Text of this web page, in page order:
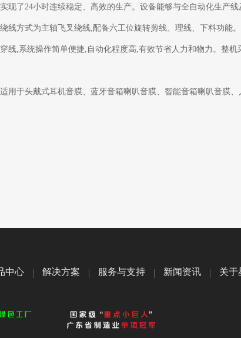
实现了24小时连续稳定、高效的生产。设备能够与全自动化生产线
绕线方式为主轴飞叉绕线,配备六工位旋转剪线、理线、下料功能
穿线,系统操作简单便捷,自动化程度高,有效节省人力和物力。整机
适用于头戴式耳机音膜、蓝牙音箱喇叭音膜、智能音箱喇叭音膜
中心 解决方案 服务与支持 新闻资讯 关于